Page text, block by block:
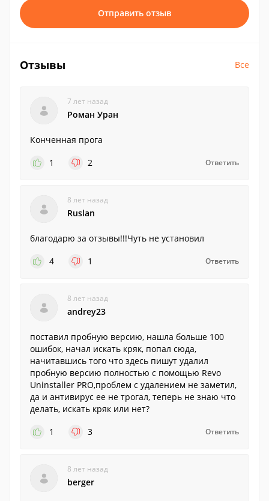
Отправить отзыв
Отзывы Все
7 лет назад
Роман Уран
Конченная прога
1
2 Ответить
8 лет назад
Ruslan
благодарю за отзывы!!!Чуть не установил
4
1 Ответить
8 лет назад
andrey23
поставил пробную версию, нашла больше 100
ошибок, начал искать кряк, попал сюда,
начитавшись того что здесь пишут удалил
пробную версию полностью с помощью Revo
Uninstaller PRO,проблем с удалением не заметил,
да и антивирус ее не трогал, теперь не знаю что
делать, искать кряк или нет?
1
3 Ответить
8 лет назад
berger